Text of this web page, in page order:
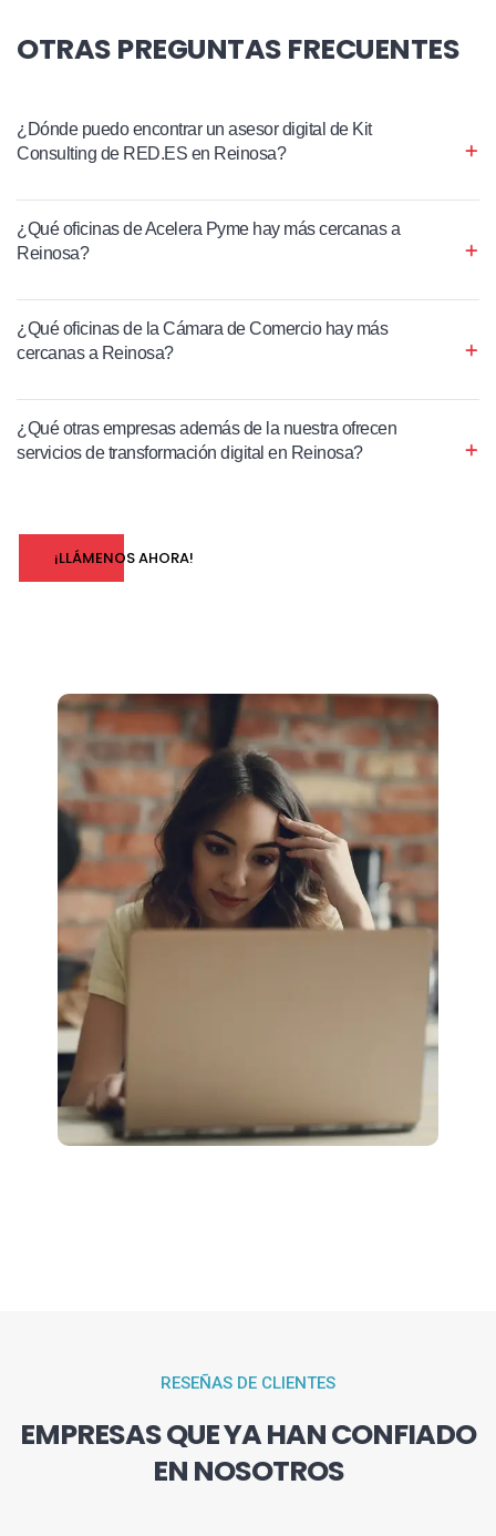
OTRAS PREGUNTAS FRECUENTES
¿Dónde puedo encontrar un asesor digital de Kit
Consulting de RED.ES en Reinosa?
¿Qué oficinas de Acelera Pyme hay más cercanas a
Reinosa?
¿Qué oficinas de la Cámara de Comercio hay más
cercanas a Reinosa?
¿Qué otras empresas además de la nuestra ofrecen
servicios de transformación digital en Reinosa?
¡LLÁMENOS AHORA!
RESEÑAS DE CLIENTES
EMPRESAS QUE YA HAN CONFIADO
EN NOSOTROS